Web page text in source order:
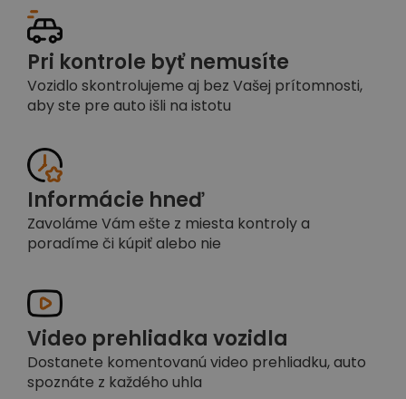
Pri kontrole byť nemusíte
Vozidlo skontrolujeme aj bez Vašej prítomnosti,
aby ste pre auto išli na istotu
Informácie hneď
Zavoláme Vám ešte z miesta kontroly a
poradíme či kúpiť alebo nie
Video prehliadka vozidla
Dostanete komentovanú video prehliadku, auto
spoznáte z každého uhla